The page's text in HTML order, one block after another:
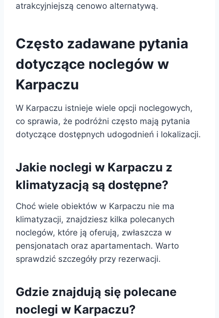
atrakcyjniejszą cenowo alternatywą.
Często zadawane pytania
dotyczące noclegów w
Karpaczu
W Karpaczu istnieje wiele opcji noclegowych,
co sprawia, że podróżni często mają pytania
dotyczące dostępnych udogodnień i lokalizacji.
Jakie noclegi w Karpaczu z
klimatyzacją są dostępne?
Choć wiele obiektów w Karpaczu nie ma
klimatyzacji, znajdziesz kilka polecanych
noclegów, które ją oferują, zwłaszcza w
pensjonatach oraz apartamentach. Warto
sprawdzić szczegóły przy rezerwacji.
Gdzie znajdują się polecane
noclegi w Karpaczu?